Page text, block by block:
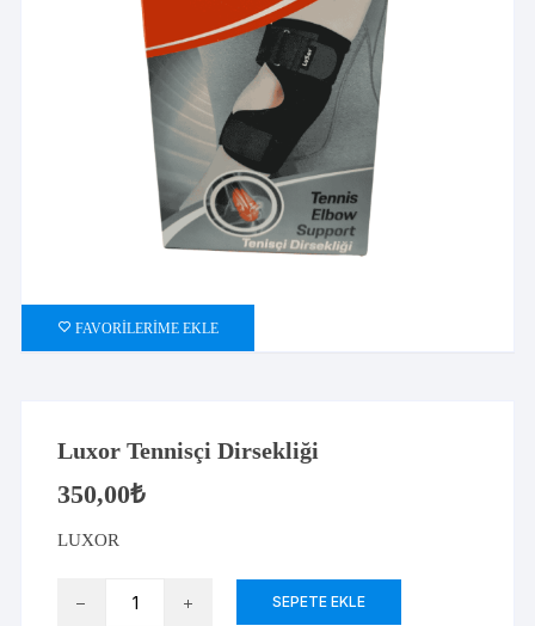
FAVORILERIME EKLE
Luxor Tennisçi Dirsekliği
350,00₺
LUXOR
SEPETE EKLE